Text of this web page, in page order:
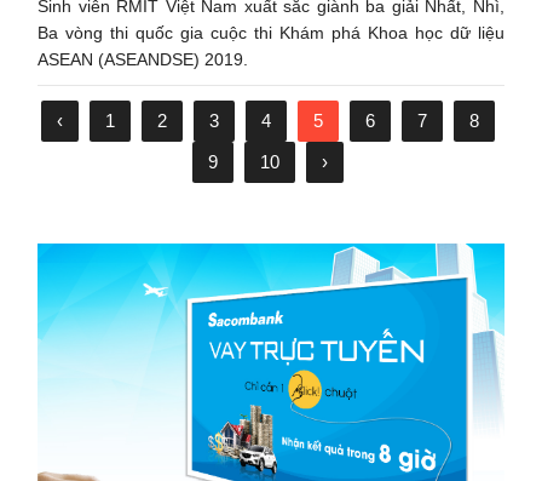
Sinh viên RMIT Việt Nam xuất sắc giành ba giải Nhất, Nhì,
Ba vòng thi quốc gia cuộc thi Khám phá Khoa học dữ liệu
ASEAN (ASEANDSE) 2019.
‹ 1 2 3 4 5 6 7
8
9
10 ›